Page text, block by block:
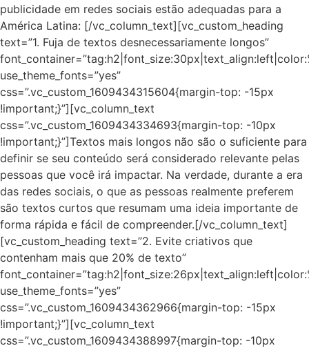
publicidade em redes sociais estão adequadas para a
América Latina: [/vc_column_text][vc_custom_heading
text=”1. Fuja de textos desnecessariamente longos”
use_theme_fonts=”yes”
css=”.vc_custom_1609434315604{margin-top: -15px
!important;}”][vc_column_text
css=”.vc_custom_1609434334693{margin-top: -10px
!important;}”]Textos mais longos não são o suficiente para
definir se seu conteúdo será considerado relevante pelas
pessoas que você irá impactar. Na verdade, durante a era
das redes sociais, o que as pessoas realmente preferem
são textos curtos que resumam uma ideia importante de
forma rápida e fácil de compreender.[/vc_column_text]
[vc_custom_heading text=”2. Evite criativos que
contenham mais que 20% de texto”
use_theme_fonts=”yes”
css=”.vc_custom_1609434362966{margin-top: -15px
!important;}”][vc_column_text
css=”.vc_custom_1609434388997{margin-top: -10px